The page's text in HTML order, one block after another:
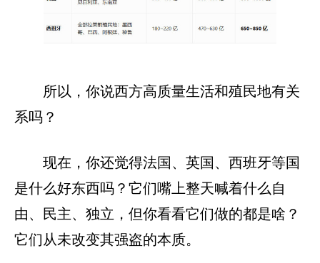
所以，你说西方高质量生活和殖民地有关
系吗？
现在，你还觉得法国、英国、西班牙等国
是什么好东西吗？它们嘴上整天喊着什么自
由、民主、独立，但你看看它们做的都是啥？
它们从未改变其强盗的本质。